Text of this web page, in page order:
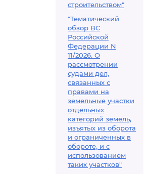
строительством"
"Тематический
обзор ВС
Российской
Федерации N
11/2026. О
рассмотрении
судами дел,
связанных с
правами на
земельные участки
отдельных
категорий земель,
изъятых из оборота
и ограниченных в
обороте, и с
использованием
таких участков"